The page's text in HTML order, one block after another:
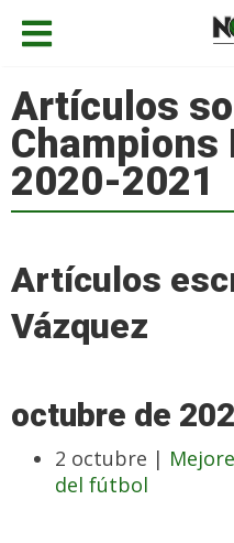
Artículos
Champions
2020-2021
Artículos
Vázquez
octubre de
2 octubre |
del fútbol